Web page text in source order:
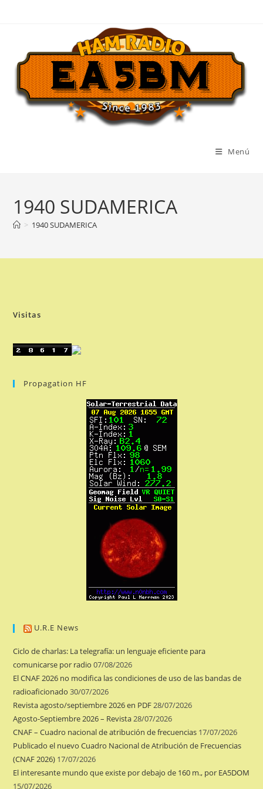
Menú
1940 SUDAMERICA
> 1940 SUDAMERICA
Visitas
Propagation HF
U.R.E News
Ciclo de charlas: La telegrafía: un lenguaje eficiente para
comunicarse por radio 07/08/2026
El CNAF 2026 no modifica las condiciones de uso de las bandas de
radioaficionado 30/07/2026
Revista agosto/septiembre 2026 en PDF 28/07/2026
Agosto-Septiembre 2026 – Revista 28/07/2026
CNAF – Cuadro nacional de atribución de frecuencias 17/07/2026
Publicado el nuevo Cuadro Nacional de Atribución de Frecuencias
(CNAF 2026) 17/07/2026
El interesante mundo que existe por debajo de 160 m., por EA5DOM
15/07/2026